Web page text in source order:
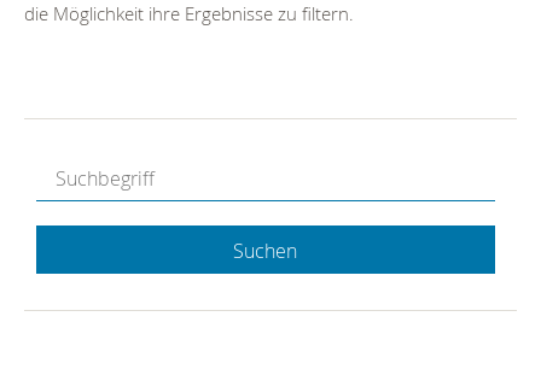
die Möglichkeit ihre Ergebnisse zu filtern.
Suchen